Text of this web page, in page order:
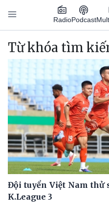
Nhảy đến nội dung
RadioPodcast
Main navigation
Từ khóa tìm
Đội tuyển Việt Nam thử
K.League 3